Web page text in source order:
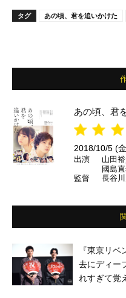
タグ あの頃、君を追いかけた
あの頃、君
2018/10/5 (
出演
山田
國島
監督
長谷
『東京リ
去にディー
れすぎて覚